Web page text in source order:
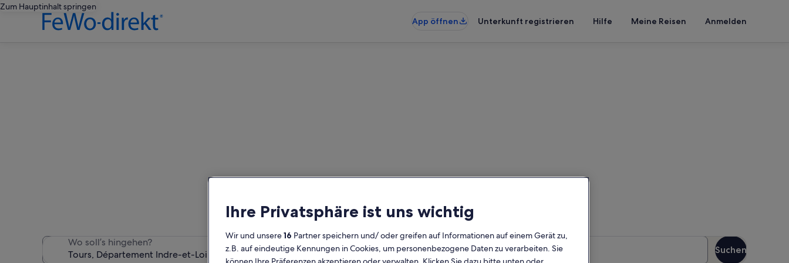
Zum Hauptinhalt springen
App öffnen
Unterkunft registrieren Hilfe Meine Reisen Anmelden
prüfen
Wo soll’s hingehen? Daten
Gäste
2 Gäste
Suchen
Ihre Privatsphäre ist uns wichtig
Wir und unsere16 Partner speichern und/ oder greifen auf Informationen auf einem Gerät zu,
z.B. auf eindeutige Kennungen in Cookies, um personenbezogene Daten zu verarbeiten. Sie